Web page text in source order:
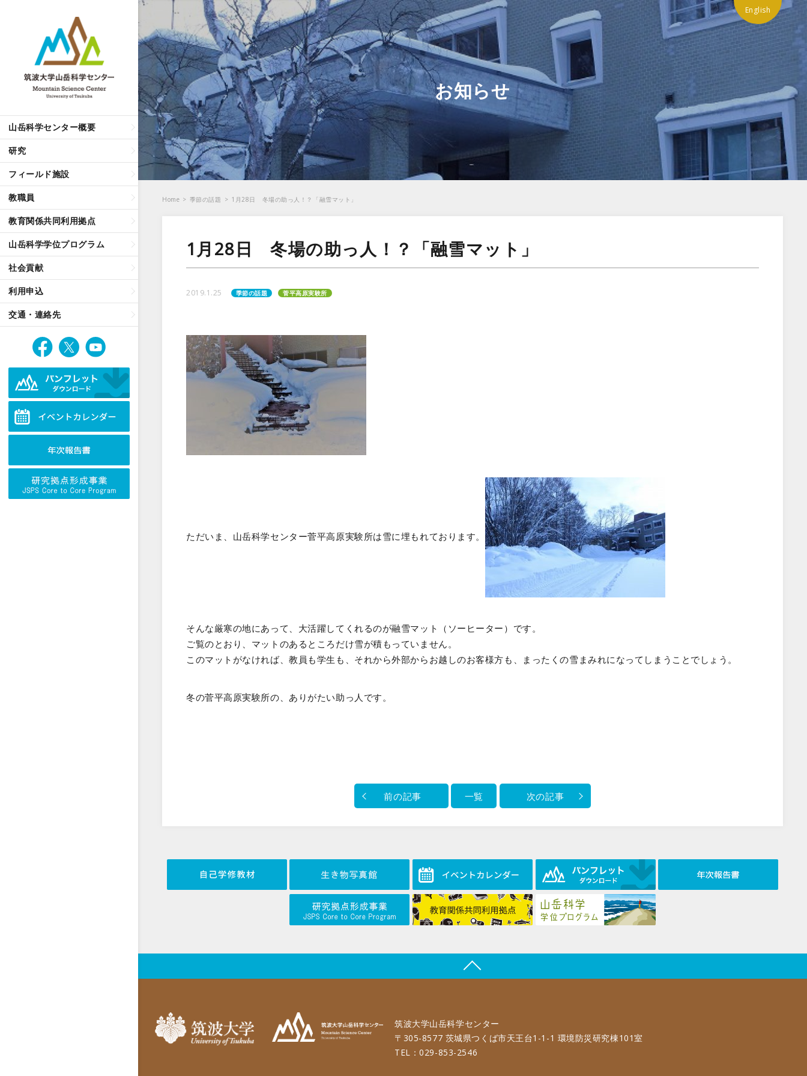
山岳科学センター概要
研究
フィールド施設
教職員
教育関係共同利用拠点
山岳科学学位プログラム
社会貢献
利用申込
交通・連絡先
English
お知らせ
Home > 季節の話題 > 1月28日 冬場の助っ人！？「融雪マット」
1月28日 冬場の助っ人！？「融雪マット」
2019.1.25 季節の話題 菅平高原実験所
ただいま、山岳科学センター菅平高原実験所は雪に埋もれております。
そんな厳寒の地にあって、大活躍してくれるのが融雪マット（ソーヒーター）です。
ご覧のとおり、マットのあるところだけ雪が積もっていません。
このマットがなければ、教員も学生も、それから外部からお越しのお客様方も、まったくの雪まみれになってしまうことでしょう。
冬の菅平高原実験所の、ありがたい助っ人です。
前の記事 一覧 次の記事
筑波大学山岳科学センター
〒305-8577 茨城県つくば市天王台1-1-1 環境防災研究棟101室
TEL：029-853-2546